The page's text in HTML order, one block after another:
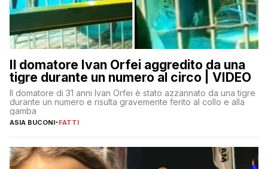
Il domatore Ivan Orfei aggredito da una
tigre durante un numero al circo | VIDEO
Il domatore di 31 anni Ivan Orfei è stato azzannato da una tigre
durante un numero e risulta gravemente ferito al collo e alla
gamba
ASIA BUCONI-FATTI